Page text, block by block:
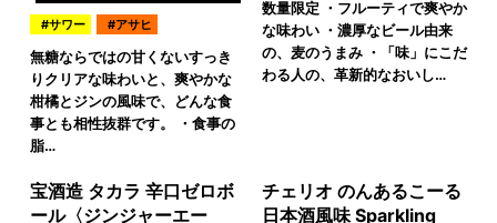
サワー アサヒ
無糖ならではの甘くないすっき
りクリアな味わいと、爽やかな
柑橘とジンの風味で、どんな食
事とも相性抜群です。 ・食事の
脂…
数量限定 ・フルーティで爽やか
な味わい ・濃厚なビール由来
の、麦のうまみ ・「味」にこだ
わる人の、革新的なおいし…
宝酒造 タカラ 辛口ゼロボ
ール〈ジンジャーエー
チェリオ のんあるこーる
日本酒風味 Sparkling